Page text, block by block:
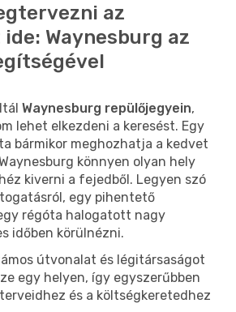
az
Waynesburg az
Waynesburg repülőjegyein,
lehet elkezdeni a keresést. Egy
bármikor meghozhatja a kedvet
könnyen olyan hely
kiverni a fejedből. Legyen szó
egy pihentető
régóta halogatott nagy
időben körülnézni.
útvonalat és légitársaságot
egy helyen, így egyszerűbben
és a költségkeretedhez